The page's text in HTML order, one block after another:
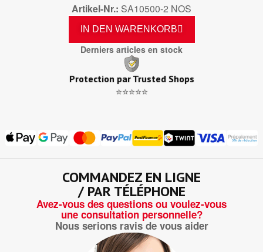
Artikel-Nr. SA10500-2 NOS
IN DEN WARENKORB
Derniers articles en stock
Protection par Trusted Shops
⭐⭐⭐⭐⭐
COMMANDEZ EN LIGNE
/ PAR TÉLÉPHONE
Avez-vous des questions ou voulez-vous
une consultation personnelle?
Nous serions ravis de vous aider